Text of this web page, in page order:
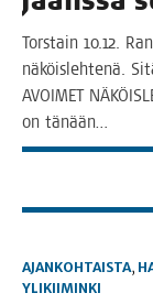
Tors­tain 10.12.
näköis­leh­te­nä.
AVOIMET
on tänään…
AJANKOHTAISTA,
YLIKIIMINKI